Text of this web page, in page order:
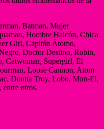
Batman, Mujer
Hombre Halcón, Chica
Girl, Capitán Átomo,
Doctor Destino, Robin,
Catwoman, Supergirl, El
Loose Cannon, Atom
Donna Troy, Lobo, Mon-El,
otros.